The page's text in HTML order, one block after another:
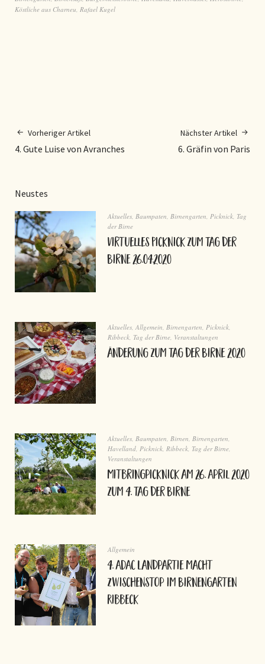
Köstliche aus Charneu, Rafael Kugel
Vorheriger Artikel
4. Gute Luise von Avranches
Nächster Artikel
6. Gräfin von Paris
Neustes
Aktuelles,Baumpaten,Birnengarten,Picknick, Tag
der Birne
virtuelles Picknick zum Tag der
Birne 26.04.2020
Aktuelles,Allgemein,Birnengarten,Picknick,
Ribbeck, Tag der Birne, Veranstaltungen
Änderung zum Tag der Birne 2020
Aktuelles Baumpaten Birnen Birnengarten
Havelland Picknick Ribbeck Tag der Birne
Veranstaltungen
Mitbringpicknick am 26. April 2020
zum 4. Tag der Birne
Allgemein
4. ADAC Landpartie macht
Zwischenstop im Birnengarten
Ribbeck